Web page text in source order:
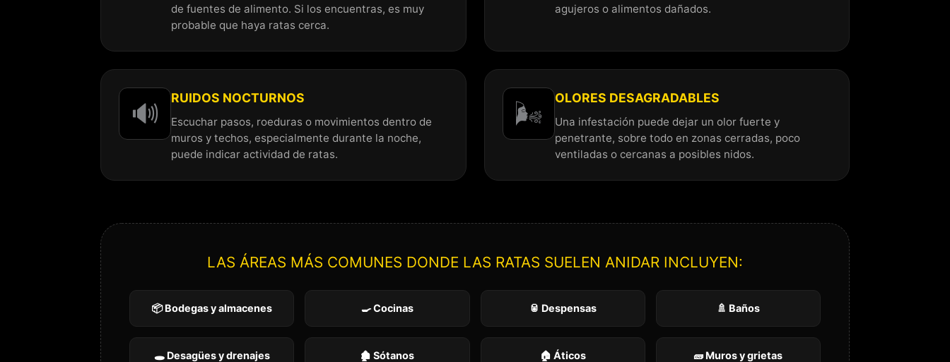
de fuentes de alimento. Si los encuentras, es muy
probable que haya ratas cerca.
agujeros o alimentos dañados.
🔊 RUIDOS NOCTURNOS
Escuchar pasos, roeduras o movimientos dentro de
muros y techos, especialmente durante la noche,
puede indicar actividad de ratas.
🌬️ OLORES DESAGRADABLES
Una infestación puede dejar un olor fuerte y
penetrante, sobre todo en zonas cerradas, poco
ventiladas o cercanas a posibles nidos.
LAS ÁREAS MÁS COMUNES DONDE LAS RATAS SUELEN ANIDAR INCLUYEN:
📦 Bodegas y almacenes 🍳 Cocinas 🥫 Despensas 🚿 Baños
🕳️ Desagües y drenajes 🏚️ Sótanos 🏠 Áticos 🧱 Muros y grietas